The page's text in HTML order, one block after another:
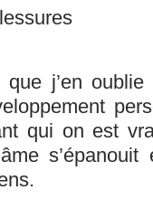
j’en oublie
qui on est